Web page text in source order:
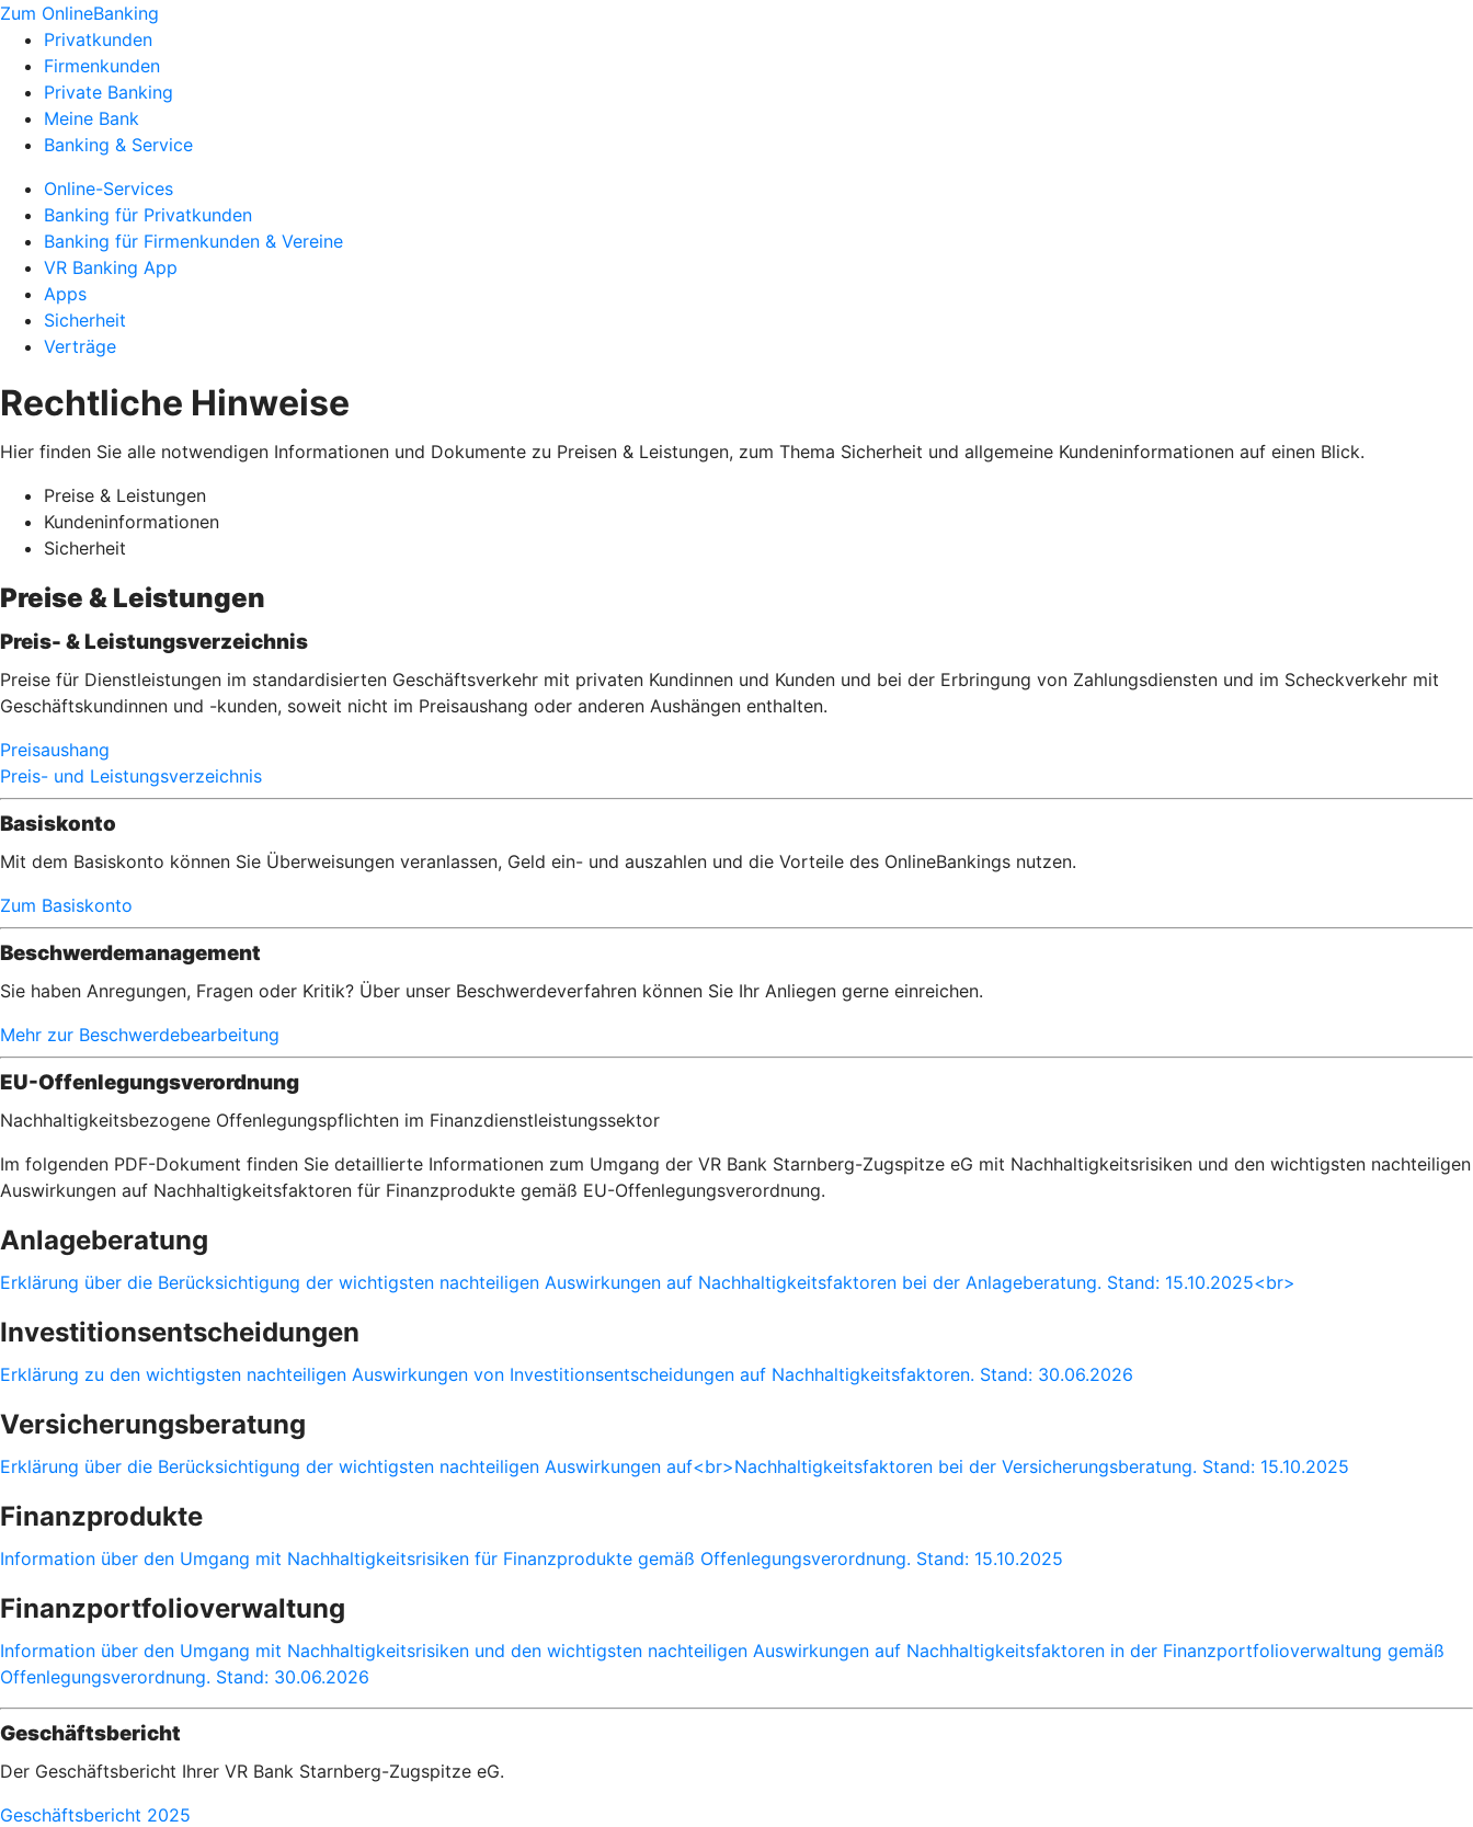
Zum OnlineBanking
Privatkunden
Firmenkunden
Private Banking
Meine Bank
Banking & Service
Online-Services
Banking für Privatkunden
Banking für Firmenkunden & Vereine
VR Banking App
Apps
Sicherheit
Verträge
Rechtliche Hinweise
Hier finden Sie alle notwendigen Informationen und Dokumente zu Preisen & Leistungen, zum Thema Sicherheit und allgemeine Kundeninformationen auf einen Blick.
Preise & Leistungen
Kundeninformationen
Sicherheit
Preise & Leistungen
Preis- & Leistungsverzeichnis
Preise für Dienstleistungen im standardisierten Geschäftsverkehr mit privaten Kundinnen und Kunden und bei der Erbringung von Zahlungsdiensten und im Scheckverkehr mit
Geschäftskundinnen und -kunden, soweit nicht im Preisaushang oder anderen Aushängen enthalten.
Preisaushang
Preis- und Leistungsverzeichnis
Basiskonto
Mit dem Basiskonto können Sie Überweisungen veranlassen, Geld ein- und auszahlen und die Vorteile des OnlineBankings nutzen.
Zum Basiskonto
Beschwerdemanagement
Sie haben Anregungen, Fragen oder Kritik? Über unser Beschwerdeverfahren können Sie Ihr Anliegen gerne einreichen.
Mehr zur Beschwerdebearbeitung
EU-Offenlegungsverordnung
Nachhaltigkeitsbezogene Offenlegungspflichten im Finanzdienstleistungssektor
Im folgenden PDF-Dokument finden Sie detaillierte Informationen zum Umgang der VR Bank Starnberg-Zugspitze eG mit Nachhaltigkeitsrisiken und den wichtigsten nachteiligen
Auswirkungen auf Nachhaltigkeitsfaktoren für Finanzprodukte gemäß EU-Offenlegungsverordnung.
Anlageberatung
Erklärung über die Berücksichtigung der wichtigsten nachteiligen Auswirkungen auf Nachhaltigkeitsfaktoren bei der Anlageberatung. Stand: 15.10.2025<br>
Investitionsentscheidungen
Erklärung zu den wichtigsten nachteiligen Auswirkungen von Investitionsentscheidungen auf Nachhaltigkeitsfaktoren. Stand: 30.06.2026
Versicherungsberatung
Erklärung über die Berücksichtigung der wichtigsten nachteiligen Auswirkungen auf<br>Nachhaltigkeitsfaktoren bei der Versicherungsberatung. Stand: 15.10.2025
Finanzprodukte
Information über den Umgang mit Nachhaltigkeitsrisiken für Finanzprodukte gemäß Offenlegungsverordnung. Stand: 15.10.2025
Finanzportfolioverwaltung
Information über den Umgang mit Nachhaltigkeitsrisiken und den wichtigsten nachteiligen Auswirkungen auf Nachhaltigkeitsfaktoren in der Finanzportfolioverwaltung gemäß
Offenlegungsverordnung. Stand: 30.06.2026
Geschäftsbericht
Der Geschäftsbericht Ihrer VR Bank Starnberg-Zugspitze eG.
Geschäftsbericht 2025